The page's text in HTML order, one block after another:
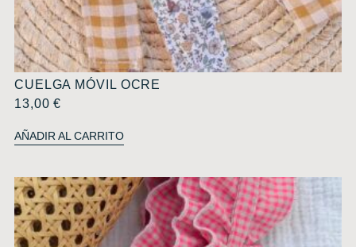
CUELGA MÓVIL OCRE
13,00€
AÑADIR AL CARRITO